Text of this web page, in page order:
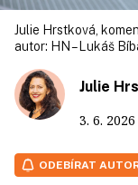
Julie Hrstková,
autor: HN – Lukáš
Julie
3. 6. 2026
ODEBÍRAT